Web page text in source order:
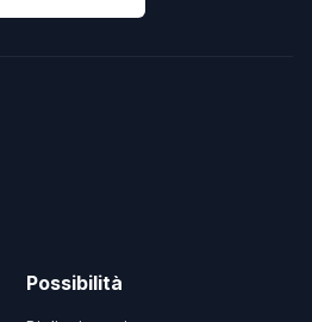
Possibilità